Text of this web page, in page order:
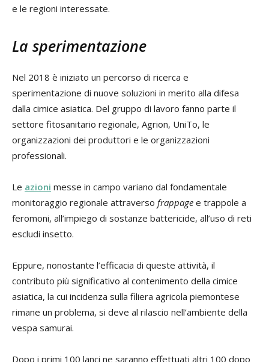
e le regioni interessate.
La sperimentazione
Nel 2018 è iniziato un percorso di ricerca e
sperimentazione di nuove soluzioni in merito alla difesa
dalla cimice asiatica. Del gruppo di lavoro fanno parte il
settore fitosanitario regionale, Agrion, UniTo, le
organizzazioni dei produttori e le organizzazioni
professionali.
Le azioni messe in campo variano dal fondamentale
monitoraggio regionale attraverso frappage e trappole a
feromoni, all’impiego di sostanze battericide, all’uso di reti
escludi insetto.
Eppure, nonostante l’efficacia di queste attività, il
contributo più significativo al contenimento della cimice
asiatica, la cui incidenza sulla filiera agricola piemontese
rimane un problema, si deve al rilascio nell’ambiente della
vespa samurai.
Dopo i primi 100 lanci ne saranno effettuati altri 100 dopo